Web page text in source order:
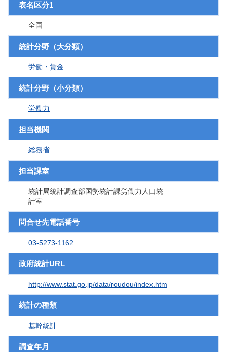
表名区分1
全国
統計分野（大分類）
労働・賃金
統計分野（小分類）
労働力
担当機関
総務省
担当課室
統計局統計調査部国勢統計課労働力人口統
計室
問合せ先電話番号
03-5273-1162
政府統計URL
http://www.stat.go.jp/data/roudou/index.htm
統計の種類
基幹統計
調査年月